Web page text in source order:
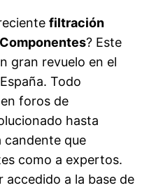
filtración
? Este
gran revuelo en el
Todo
foros de
hasta
candente que
como a expertos.
accedido a la base de